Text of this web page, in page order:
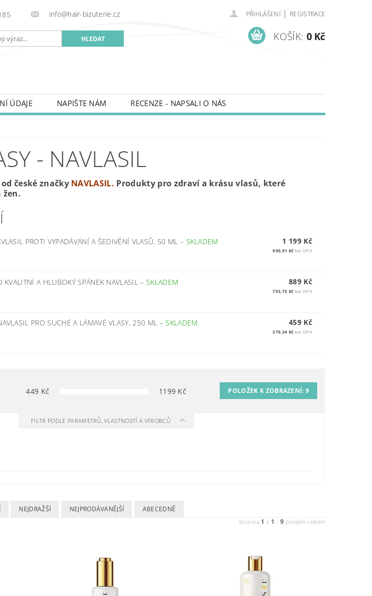
info@hair-bizuterie.cz PŘIHLÁŠENÍ | REGISTRACE
KOŠÍK: 0 Kč
ÚDAJE NAPIŠTE NÁM RECENZE - NAPSALI O NÁS
- NAVLASIL
české značky NAVLASIL. Produkty pro zdraví a krásu vlasů, které
žen.
PROTI VYPADÁVÁNÍ A ŠEDIVĚNÍ VLASŮ, 50 ML – SKLADEM 1 199 Kč
990,91 Kč bez DPH
KVALITNÍ A HLUBOKÝ SPÁNEK NAVLASIL– SKLADEM 889 Kč
793,75 Kč bez DPH
PRO SUCHÉ A LÁMAVÉ VLASY, 250 ML –SKLADEM 459 Kč
379,34 Kč bez DPH
449 Kč 1199 Kč POLOŽEK K ZOBRAZENÍ:9
FILTR PODLE PARAMETRŮ, VLASTNOSTÍ A VÝROBCŮ
NEJDRAŽŠÍ NEJPRODÁVANĚJŠÍ ABECEDNĚ
Stránka 1 z 1 -9 položek celkem